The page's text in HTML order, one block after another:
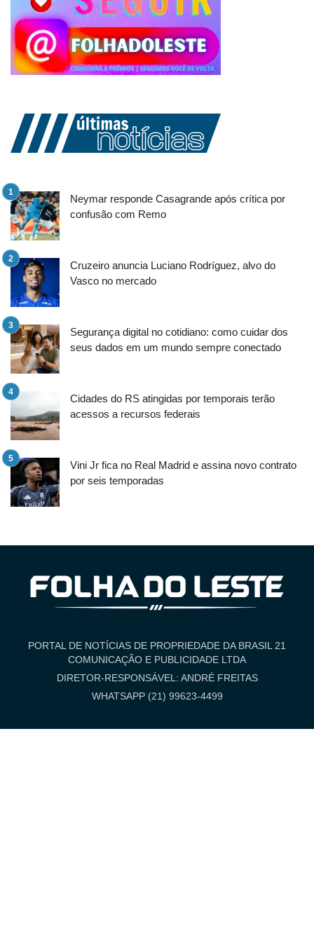
Neymar responde Casagrande após crítica por
confusão com Remo
Cruzeiro anuncia Luciano Rodríguez, alvo do
Vasco no mercado
Segurança digital no cotidiano: como cuidar dos
seus dados em um mundo sempre conectado
Cidades do RS atingidas por temporais terão
acessos a recursos federais
Vini Jr fica no Real Madrid e assina novo contrato
por seis temporadas
PORTAL DE NOTÍCIAS DE PROPRIEDADE DA BRASIL 21
COMUNICAÇÃO E PUBLICIDADE LTDA
DIRETOR-RESPONSÁVEL: ANDRÉ FREITAS
WHATSAPP (21) 99623-4499